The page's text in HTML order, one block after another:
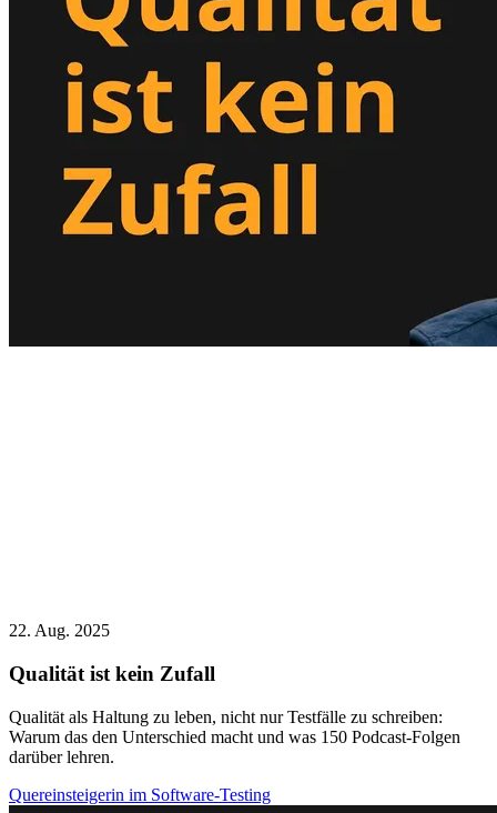
22. Aug. 2025
Qualität ist kein Zufall
Qualität als Haltung zu leben, nicht nur Testfälle zu schreiben:
Warum das den Unterschied macht und was 150 Podcast-Folgen
darüber lehren.
Quereinsteigerin im Software-Testing